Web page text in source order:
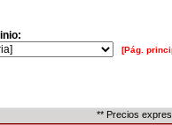
[Pág.
** Precios